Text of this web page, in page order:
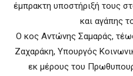
έμπρακτη υποστήριξή τους
και αγάπης
Ο κος Αντώνης Σαμαράς,
Ζαχαράκη, Υπουργός
εκ μέρους του